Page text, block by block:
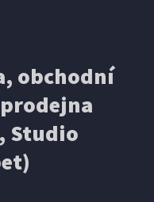
Přidat do košíku
proti hmyzu do
obchodní
Studio